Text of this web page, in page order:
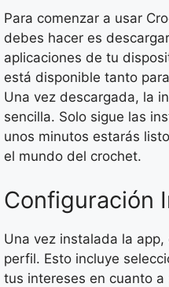
Para comenzar a usar
debes hacer es
aplicaciones de tu
está disponible tanto
Una vez descargada, la
sencilla. Solo sigue las
unos minutos estarás
el mundo del crochet.
Configuración
Una vez instalada la
perfil. Esto incluye
tus intereses en cuanto